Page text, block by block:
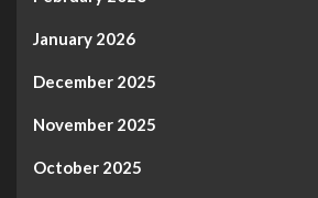
January 2026
December 2025
November 2025
October 2025